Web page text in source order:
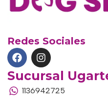
Redes Sociales
Sucursal
1136942725